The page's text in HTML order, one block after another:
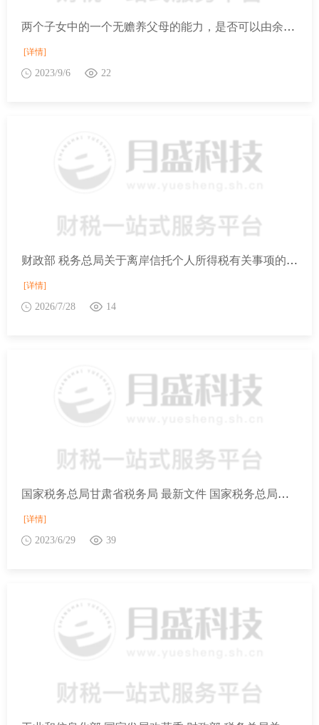
两个子女中的一个无赡养父母的能力，是否可以由余下那名子女享受2000元的赡养老人专项附加扣除的标准？
[详情]
2023/9/6 22
财政部 税务总局关于离岸信托个人所得税有关事项的公告
[详情]
2026/7/28 14
国家税务总局甘肃省税务局 最新文件 国家税务总局关于公布部分失效废止的规范性文件目录的公告
[详情]
2023/6/29 39